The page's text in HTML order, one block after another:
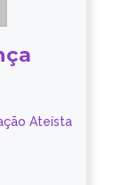
Ateísta